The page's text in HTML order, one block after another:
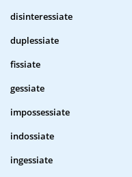
disinteressiate
duplessiate
fissiate
gessiate
impossessiate
indossiate
ingessiate